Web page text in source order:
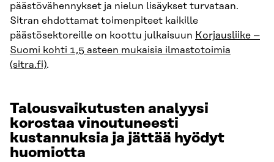
päästövähennykset ja nielun lisäykset turvataan.
Sitran ehdottamat toimenpiteet kaikille
päästösektoreille on koottu julkaisuun Korjausliike –
Suomi kohti 1,5 asteen mukaisia ilmastotoimia
(sitra.fi).
Talousvaikutusten analyysi
korostaa vinoutuneesti
kustannuksia ja jättää hyödyt
huomiotta